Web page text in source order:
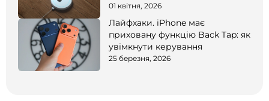
01 квітня, 2026
Лайфхаки. iPhone має
приховану функцію Back Tap: як
увімкнути керування
25 березня, 2026